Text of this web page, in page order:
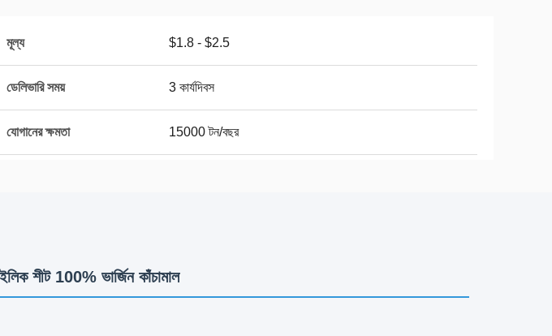
মূল্য $1.8 - $2.5
ডেলিভারি সময় 3 কার্যদিবস
যোগানের ক্ষমতা 15000 টন/বছর
শীট 100% ভার্জিন কাঁচামাল